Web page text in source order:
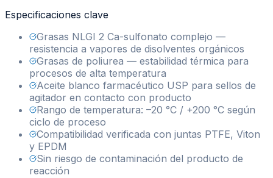
Especificaciones clave
Grasas NLGI 2 Ca-sulfonato complejo —
resistencia a vapores de disolventes orgánicos
Grasas de poliurea — estabilidad térmica para
procesos de alta temperatura
Aceite blanco farmacéutico USP para sellos de
agitador en contacto con producto
Rango de temperatura: –20 °C / +200 °C según
ciclo de proceso
Compatibilidad verificada con juntas PTFE, Viton
y EPDM
Sin riesgo de contaminación del producto de
reacción